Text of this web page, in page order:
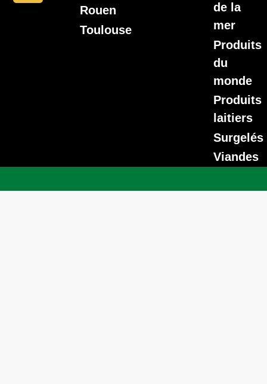
Rouen
Toulouse
de la
mer
Produits
du
monde
Produits
laitiers
Surgelés
Viandes